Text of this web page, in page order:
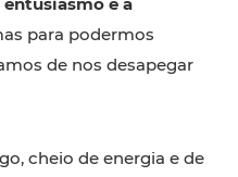
para podermos
de nos desapegar
cheio de energia e de